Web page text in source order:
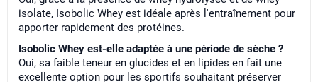
isolate, Isobolic Whey est idéale après l'entraînement pour
apporter rapidement des protéines.
Isobolic Whey est-elle adaptée à une période de sèche ?
Oui, sa faible teneur en glucides et en lipides en fait une
excellente option pour les sportifs souhaitant préserver